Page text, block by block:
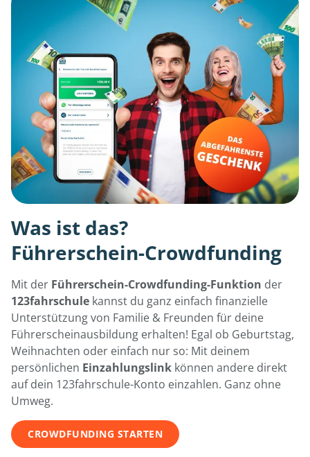
Was ist das?
Führerschein-Crowdfunding
Mit der Führerschein-Crowdfunding-Funktion der
123fahrschule kannst du ganz einfach finanzielle
Unterstützung von Familie & Freunden für deine
Führerscheinausbildung erhalten! Egal ob Geburtstag,
Weihnachten oder einfach nur so: Mit deinem
persönlichen Einzahlungslink können andere direkt
auf dein 123fahrschule-Konto einzahlen. Ganz ohne
Umweg.
CROWDFUNDING STARTEN